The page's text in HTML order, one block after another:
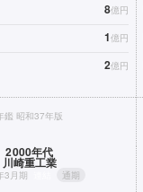
8億円
1億円
2億円
鑑 昭和37年版
2000年代
川崎重工業
3月期 通期